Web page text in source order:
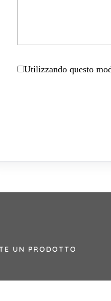
Utilizzando questo
UN PRODOTTO